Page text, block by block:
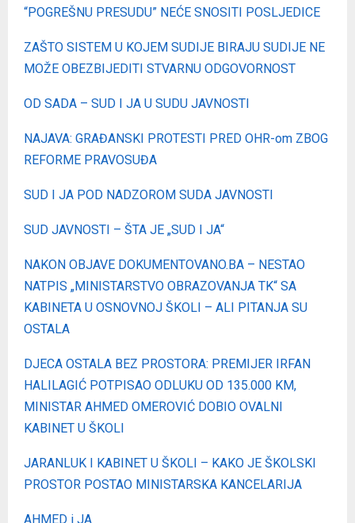
“POGREŠNU PRESUDU” NEĆE SNOSITI POSLJEDICE
ZAŠTO SISTEM U KOJEM SUDIJE BIRAJU SUDIJE NE
MOŽE OBEZBIJEDITI STVARNU ODGOVORNOST
OD SADA – SUD I JA U SUDU JAVNOSTI
NAJAVA: GRAĐANSKI PROTESTI PRED OHR-om ZBOG
REFORME PRAVOSUĐA
SUD I JA POD NADZOROM SUDA JAVNOSTI
SUD JAVNOSTI – ŠTA JE „SUD I JA“
NAKON OBJAVE DOKUMENTOVANO.BA – NESTAO
NATPIS „MINISTARSTVO OBRAZOVANJA TK“ SA
KABINETA U OSNOVNOJ ŠKOLI – ALI PITANJA SU
OSTALA
DJECA OSTALA BEZ PROSTORA: PREMIJER IRFAN
HALILAGIĆ POTPISAO ODLUKU OD 135.000 KM,
MINISTAR AHMED OMEROVIĆ DOBIO OVALNI
KABINET U ŠKOLI
JARANLUK I KABINET U ŠKOLI – KAKO JE ŠKOLSKI
PROSTOR POSTAO MINISTARSKA KANCELARIJA
AHMED i JA